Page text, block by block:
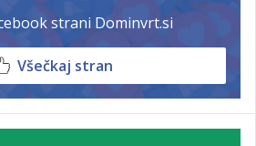
strani Dominvrt.si
Všečkaj stran